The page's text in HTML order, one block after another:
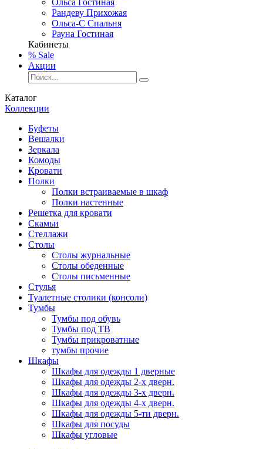
Ольса Гостиная
Рандеву Прихожая
Ольса-С Спальня
Рауна Гостиная
Кабинеты
% Sale
Акции
Каталог
Коллекции
Буфеты
Вешалки
Зеркала
Комоды
Кровати
Полки
Полки встраиваемые в шкаф
Полки настенные
Решетка для кровати
Скамьи
Стеллажи
Столы
Столы журнальные
Столы обеденные
Столы письменные
Стулья
Туалетные столики (консоли)
Тумбы
Тумбы под обувь
Тумбы под ТВ
Тумбы прикроватные
тумбы прочие
Шкафы
Шкафы для одежды 1 дверные
Шкафы для одежды 2-х дверн.
Шкафы для одежды 3-х дверн.
Шкафы для одежды 4-х дверн.
Шкафы для одежды 5-ти дверн.
Шкафы для посуды
Шкафы угловые